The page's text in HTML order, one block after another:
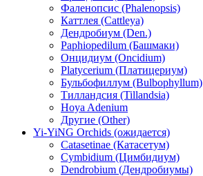
Фаленопсис (Phalenopsis)
Каттлея (Cattleya)
Дендробиум (Den.)
Paphiopedilum (Башмаки)
Онцидиум (Oncidium)
Platycerium (Платицериум)
Бульбофиллум (Bulbophyllum)
Тилландсия (Tillandsia)
Hoya Adenium
Другие (Other)
Yi-YiNG Orchids (ожидается)
Catasetinae (Катасетум)
Cymbidium (Цимбидиум)
Dendrobium (Дендробиумы)